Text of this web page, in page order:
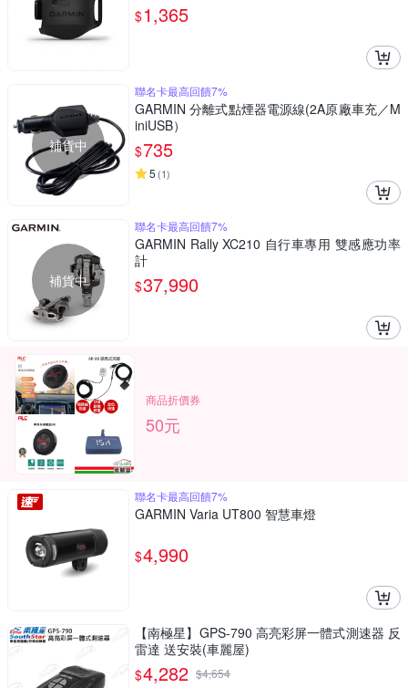
$1,365
補貨中
聯名卡最高回饋7%
GARMIN 分離式點煙器電源線(2A原廠車充／M
iniUSB）
$735
5 (1)
補貨中
聯名卡最高回饋7%
GARMIN Rally XC210 自行車專用 雙感應功率
計
$37,990
商品折價券
50元
聯名卡最高回饋7%
GARMIN Varia UT800 智慧車燈
$4,990
【南極星】GPS-790 高亮彩屏一體式測速器 反
雷達 送安裝(車麗屋)
$4,282 $4,654